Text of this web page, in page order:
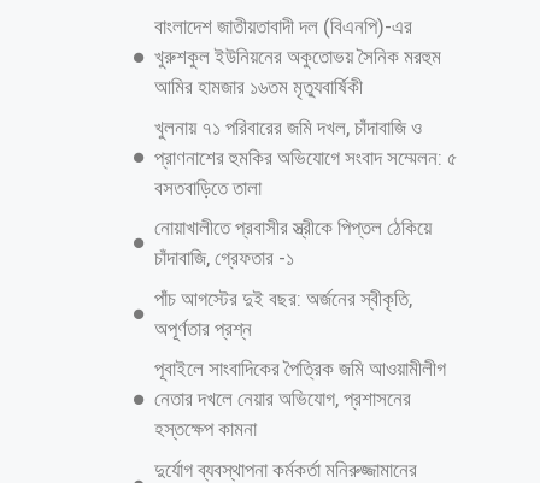
বাংলাদেশ জাতীয়তাবাদী দল (বিএনপি)-এর
খুরুশকুল ইউনিয়নের অকুতোভয় সৈনিক মরহুম
আমির হামজার ১৬তম মৃত্যুবার্ষিকী
খুলনায় ৭১ পরিবারের জমি দখল, চাঁদাবাজি ও
প্রাণনাশের হুমকির অভিযোগে সংবাদ সম্মেলন: ৫
বসতবাড়িতে তালা
নোয়াখালীতে প্রবাসীর স্ত্রীকে পিপ্তল ঠেকিয়ে
চাঁদাবাজি, গ্রেফতার -১
পাঁচ আগস্টের দুই বছর: অর্জনের স্বীকৃতি,
অপূর্ণতার প্রশ্ন
পূবাইলে সাংবাদিকের পৈত্রিক জমি আওয়ামীলীগ
নেতার দখলে নেয়ার অভিযোগ, প্রশাসনের
হস্তক্ষেপ কামনা
দুর্যোগ ব্যবস্থাপনা কর্মকর্তা মনিরুজ্জামানের